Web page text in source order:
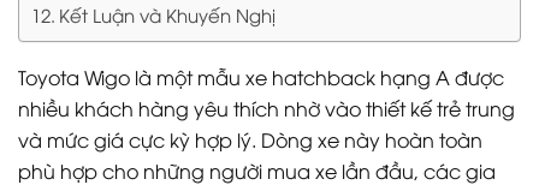
Kết Luận và Khuyến Nghị
Toyota Wigo là một mẫu xe hatchback hạng A được
nhiều khách hàng yêu thích nhờ vào thiết kế trẻ trung
và mức giá cực kỳ hợp lý. Dòng xe này hoàn toàn
phù hợp cho những người mua xe lần đầu, các gia